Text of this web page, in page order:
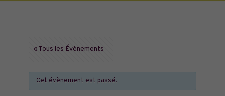
« Tous les Évènements
Cet évènement est passé.